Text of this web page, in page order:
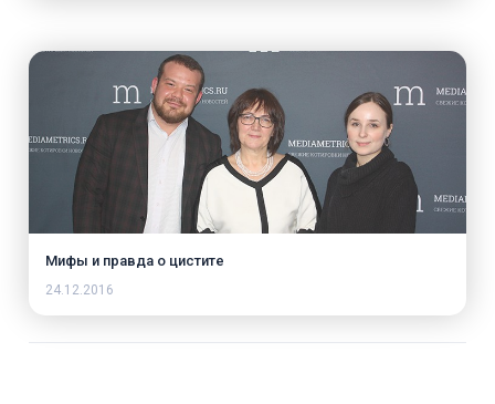
Мифы и правда о цистите
24.12.2016